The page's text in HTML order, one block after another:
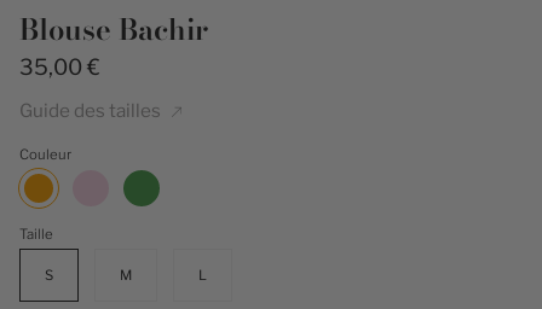
Blouse Bachir
35,00 €
Guide des tailles
Couleur
Orange
Taille
S M L